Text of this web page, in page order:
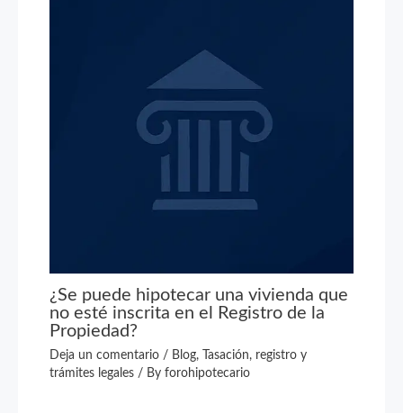
¿Se puede hipotecar una vivienda que
no esté inscrita en el Registro de la
Propiedad?
Deja un comentario / Blog,
Tasación, registro y
trámites legales / By forohipotecario